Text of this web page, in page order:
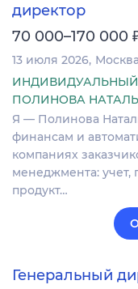
директор
70 000–170 000
13 июля 2026 Москва
ПОЛИНОВА
Я — Полинова
финансам и
компаниях
менеджмента: учет,
продукт…
Генеральный